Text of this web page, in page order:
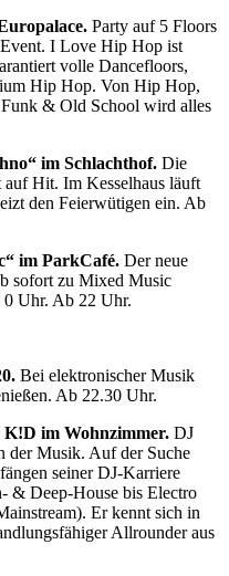
Party auf 5 Floors
I Love Hip Hop ist
volle Dancefloors,
Hip Hop. Von Hip Hop,
& Old School wird alles
im Schlachthof. Die
Hit. Im Kesselhaus läuft
den Feierwütigen ein. Ab
im ParkCafé. Der neue
sofort zu Mixed Music
0 Uhr. Ab 22 Uhr.
Bei elektronischer Musik
Ab 22.30 Uhr.
im Wohnzimmer. DJ
der Musik. Auf der Suche
seiner DJ-Karriere
& Deep-House bis Electro
Er kennt sich in
Allrounder aus